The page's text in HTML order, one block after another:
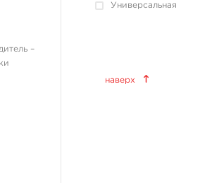
–
Универсальная
World Famous Tattoo
наверх